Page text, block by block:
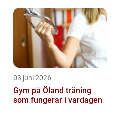
03 juni 2026
Gym på Öland träning
som fungerar i vardagen